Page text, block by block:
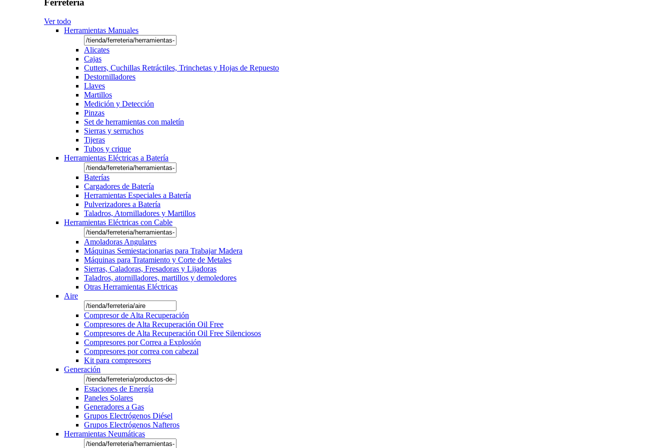
Ferretería
Ver todo
Herramientas Manuales
Alicates
Cajas
Cutters, Cuchillas Retráctiles, Trinchetas y Hojas de Repuesto
Destornilladores
Llaves
Martillos
Medición y Detección
Pinzas
Set de herramientas con maletín
Sierras y serruchos
Tijeras
Tubos y crique
Herramientas Eléctricas a Batería
Baterías
Cargadores de Batería
Herramientas Especiales a Batería
Pulverizadores a Batería
Taladros, Atornilladores y Martillos
Herramientas Eléctricas con Cable
Amoladoras Angulares
Máquinas Semiestacionarias para Trabajar Madera
Máquinas para Tratamiento y Corte de Metales
Sierras, Caladoras, Fresadoras y Lijadoras
Taladros, atornilladores, martillos y demoledores
Otras Herramientas Eléctricas
Aire
Compresor de Alta Recuperación
Compresores de Alta Recuperación Oil Free
Compresores de Alta Recuperación Oil Free Silenciosos
Compresores por Correa a Explosión
Compresores por correa con cabezal
Kit para compresores
Generación
Estaciones de Energía
Paneles Solares
Generadores a Gas
Grupos Electrógenos Diésel
Grupos Electrógenos Nafteros
Herramientas Neumáticas